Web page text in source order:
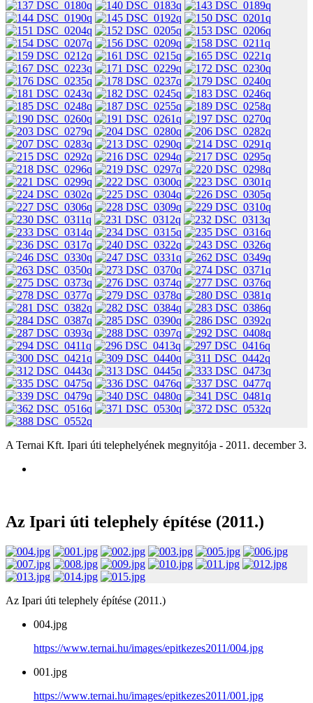
A Ternai Kft. Ipari úti telephelyének megnyitója - 2011. december 3.
Az Ipari úti telephely építése (2011.)
Az Ipari úti telephely építése (2011.)
004.jpg
https://www.ternai.hu/images/epitkezes2011/004.jpg
001.jpg
https://www.ternai.hu/images/epitkezes2011/001.jpg